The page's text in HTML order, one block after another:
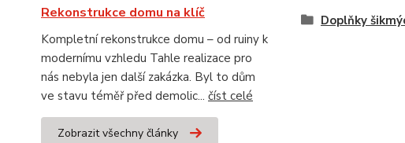
Rekonstrukce domu na klíč
Kompletní rekonstrukce domu – od ruiny k
modernímu vzhledu Tahle realizace pro
nás nebyla jen další zakázka. Byl to dům
ve stavu téměř před demolic... číst celé
Zobrazit všechny články
Doplňky